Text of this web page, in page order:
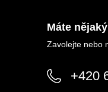
Máte
Zavolejte nebo
+420